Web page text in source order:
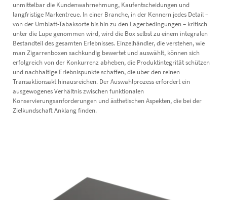
unmittelbar die Kundenwahrnehmung, Kaufentscheidungen und
langfristige Markentreue. In einer Branche, in der Kennern jedes Detail –
von der Umblatt-Tabaksorte bis hin zu den Lagerbedingungen – kritisch
unter die Lupe genommen wird, wird die Box selbst zu einem integralen
Bestandteil des gesamten Erlebnisses. Einzelhändler, die verstehen, wie
man Zigarrenboxen sachkundig bewertet und auswählt, können sich
erfolgreich von der Konkurrenz abheben, die Produktintegrität schützen
und nachhaltige Erlebnispunkte schaffen, die über den reinen
Transaktionsakt hinausreichen. Der Auswahlprozess erfordert ein
ausgewogenes Verhältnis zwischen funktionalen
Konservierungsanforderungen und ästhetischen Aspekten, die bei der
Zielkundschaft Anklang finden.